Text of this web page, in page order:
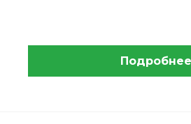
Подробнее